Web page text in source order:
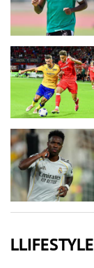
LLIFESTYLE